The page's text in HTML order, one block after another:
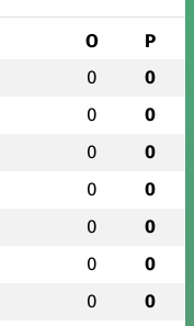
O P
0 0
0 0
0 0
0 0
0 0
0 0
0 0